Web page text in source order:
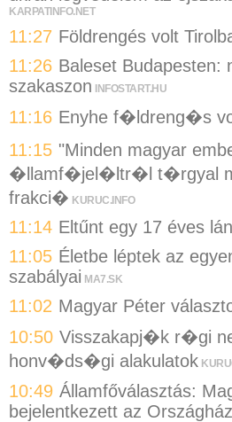
KARPATINFO.NET
11:27 Földrengés volt
11:26 Baleset Budapesten:
szakaszon INFOSTART.HU
11:16 Enyhe f�ldreng�s
11:15 "Minden magyar
�llamf�jel�ltr�l t�rgyal
frakci� KURUC.INFO
11:14 Eltűnt egy 17 éves
11:05 Életbe léptek az
szabályai MA7.SK
11:02 Magyar Péter
10:50 Visszakapj�k r�gi
honv�ds�gi alakulatok
10:49 Államfőválasztás:
bejelentkezett az